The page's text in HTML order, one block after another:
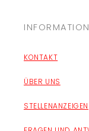
KONTAKT
ÜBER UNS
STELLENANZEIGEN